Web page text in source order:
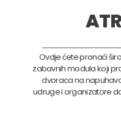
Ovdje ćete pronaći
zabavnih modula koji
dvoraca na
udruge i organizatore